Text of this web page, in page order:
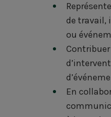
de travail,
ou
En